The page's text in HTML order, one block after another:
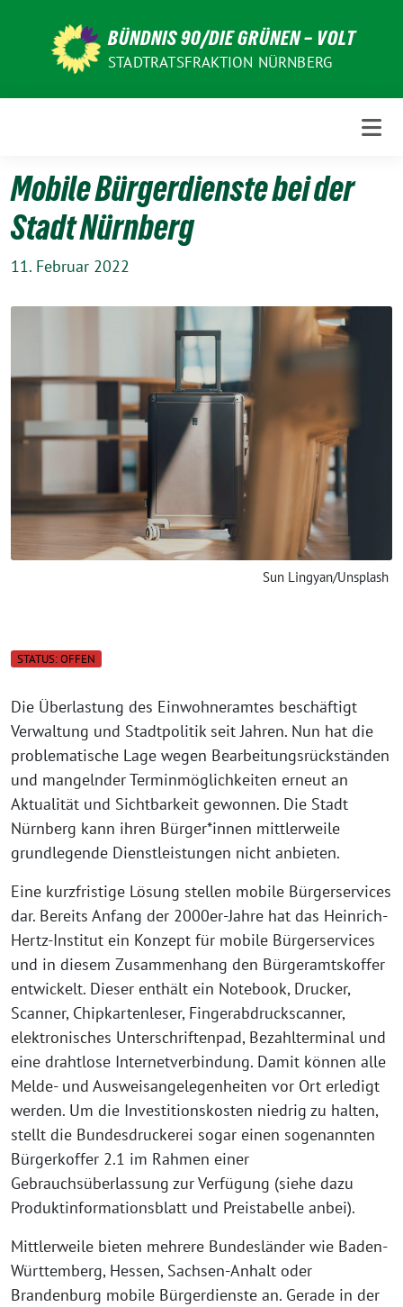
BÜNDNIS 90/DIE GRÜNEN – VOLT
STADTRATSFRAKTION NÜRNBERG
Mobile Bürgerdienste bei der
Stadt Nürnberg
11. Februar 2022
Sun Lingyan/Unsplash
STATUS: OFFEN
Die Überlastung des Einwohneramtes beschäftigt
Verwaltung und Stadtpolitik seit Jahren. Nun hat die
problematische Lage wegen Bearbeitungsrückständen
und mangelnder Terminmöglichkeiten erneut an
Aktualität und Sichtbarkeit gewonnen. Die Stadt
Nürnberg kann ihren Bürger*innen mittlerweile
grundlegende Dienstleistungen nicht anbieten.
Eine kurzfristige Lösung stellen mobile Bürgerservices
dar. Bereits Anfang der 2000er-Jahre hat das Heinrich-
Hertz-Institut ein Konzept für mobile Bürgerservices
und in diesem Zusammenhang den Bürgeramtskoffer
entwickelt. Dieser enthält ein Notebook, Drucker,
Scanner, Chipkartenleser, Fingerabdruckscanner,
elektronisches Unterschriftenpad, Bezahlterminal und
eine drahtlose Internetverbindung. Damit können alle
Melde- und Ausweisangelegenheiten vor Ort erledigt
werden. Um die Investitionskosten niedrig zu halten,
stellt die Bundesdruckerei sogar einen sogenannten
Bürgerkoffer 2.1 im Rahmen einer
Gebrauchsüberlassung zur Verfügung (siehe dazu
Produktinformationsblatt und Preistabelle anbei).
Mittlerweile bieten mehrere Bundesländer wie Baden-
Württemberg, Hessen, Sachsen-Anhalt oder
Brandenburg mobile Bürgerdienste an. Gerade in der